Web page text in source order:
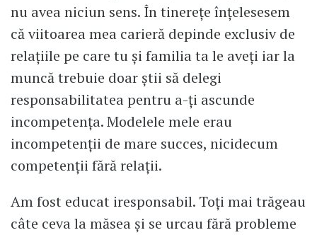
nu avea niciun sens. În tinerețe înțelesesem
că viitoarea mea carieră depinde exclusiv de
relațiile pe care tu și familia ta le aveți iar la
muncă trebuie doar știi să delegi
responsabilitatea pentru a-ți ascunde
incompetența. Modelele mele erau
incompetenții de mare succes, nicidecum
competenții fără relații.
Am fost educat iresponsabil. Toți mai trăgeau
câte ceva la măsea și se urcau fără probleme